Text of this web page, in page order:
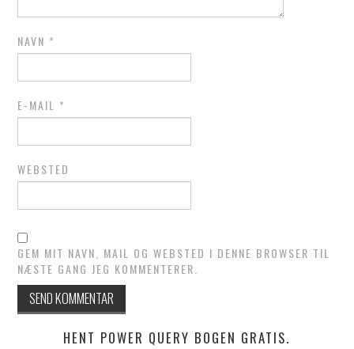
NAVN *
E-MAIL *
WEBSTED
GEM MIT NAVN, MAIL OG WEBSTED I DENNE BROWSER TIL
NÆSTE GANG JEG KOMMENTERER.
HENT POWER QUERY BOGEN GRATIS.